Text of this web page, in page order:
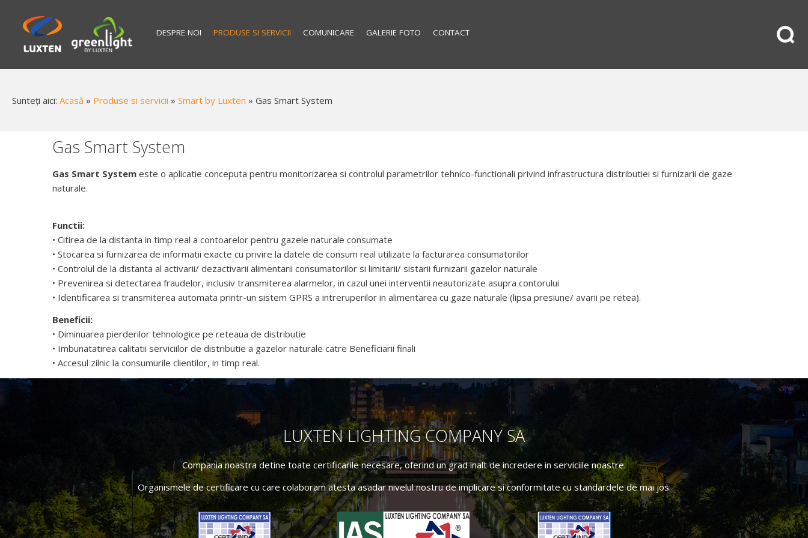
DESPRE NOI PRODUSE SI SERVICII COMUNICARE GALERIE FOTO CONTACT
Sunteți aici: Acasă » Produse si servicii » Smart by Luxten » Gas Smart System
Gas Smart System
Gas Smart System este o aplicatie conceputa pentru monitorizarea si controlul parametrilor tehnico-functionali privind infrastructura distributiei si furnizarii de gaze
naturale.
Functii:
• Citirea de la distanta in timp real a contoarelor pentru gazele naturale consumate
• Stocarea si furnizarea de informatii exacte cu privire la datele de consum real utilizate la facturarea consumatorilor
• Controlul de la distanta al activarii/ dezactivarii alimentarii consumatorilor si limitarii/ sistarii furnizarii gazelor naturale
• Prevenirea si detectarea fraudelor, inclusiv transmiterea alarmelor, in cazul unei interventii neautorizate asupra contorului
• Identificarea si transmiterea automata printr-un sistem GPRS a intreruperilor in alimentarea cu gaze naturale (lipsa presiune/ avarii pe retea).
Beneficii:
• Diminuarea pierderilor tehnologice pe reteaua de distributie
• Imbunatatirea calitatii serviciilor de distributie a gazelor naturale catre Beneficiarii finali
• Accesul zilnic la consumurile clientilor, in timp real.
LUXTEN LIGHTING COMPANY SA
Compania noastra detine toate certificarile necesare, oferind un grad inalt de incredere in serviciile noastre.
Organismele de certificare cu care colaboram atesta asadar nivelul nostru de implicare si conformitate cu standardele de mai jos.